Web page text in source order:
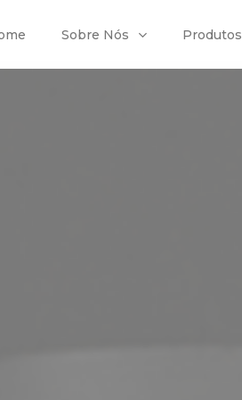
Sobre Nós Produtos